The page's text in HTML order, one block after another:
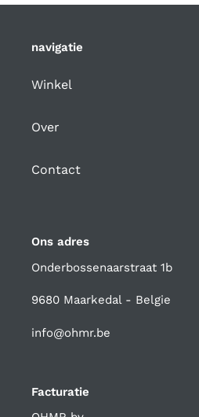
navigatie
Winkel
Over
Contact
Ons adres
Onderbossenaarstraat 1b
9680 Maarkedal - Belgie
info@ohmr.be
Facturatie